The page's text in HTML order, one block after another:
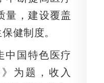
量，建设覆盖
健制度。
中国特色医疗
为题，收入